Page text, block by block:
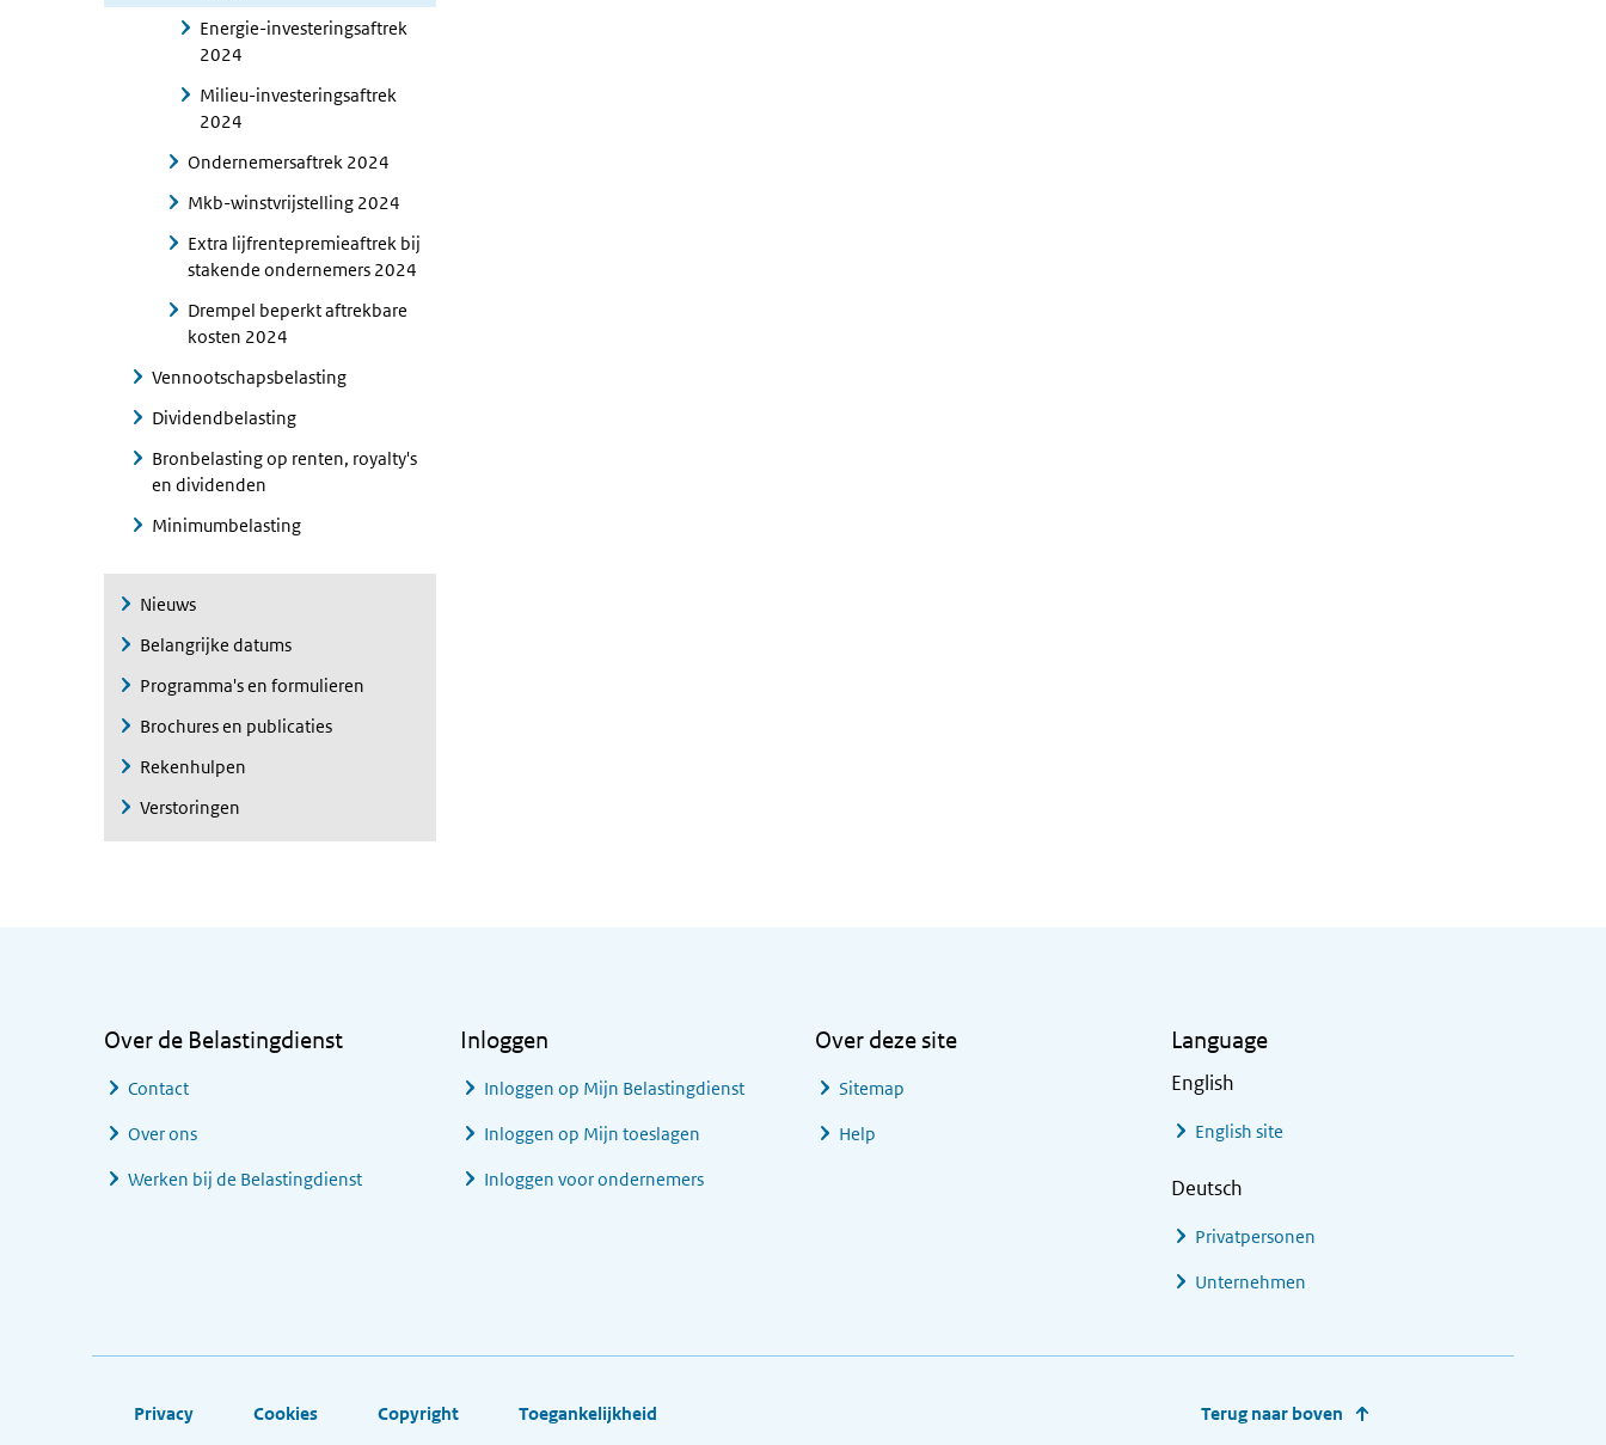
Energie-investeringsaftrek
2024
Milieu-investeringsaftrek
2024
Ondernemersaftrek 2024
Mkb-winstvrijstelling 2024
Extra lijfrentepremieaftrek bij
stakende ondernemers 2024
Drempel beperkt aftrekbare
kosten 2024
Vennootschapsbelasting
Dividendbelasting
Bronbelasting op renten, royalty's
en dividenden
Minimumbelasting
Nieuws
Belangrijke datums
Programma's en formulieren
Brochures en publicaties
Rekenhulpen
Verstoringen
Over de Belastingdienst
Contact
Over ons
Werken bij de Belastingdienst
Inloggen
Inloggen op Mijn Belastingdienst
Inloggen op Mijn toeslagen
Inloggen voor ondernemers
Over deze site
Sitemap
Help
Language
English
English site
Deutsch
Privatpersonen
Unternehmen
Footer links
Privacy Cookies Copyright Toegankelijkheid Terug naar boven